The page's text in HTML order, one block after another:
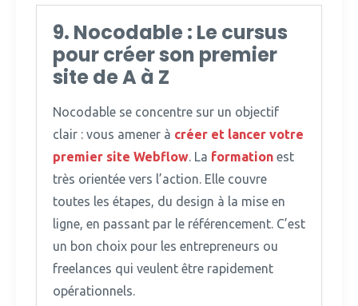
9. Nocodable : Le cursus
pour créer son premier
site de A à Z
Nocodable se concentre sur un objectif
clair : vous amener à créer et lancer votre
premier site Webflow. La formation est
très orientée vers l’action. Elle couvre
toutes les étapes, du design à la mise en
ligne, en passant par le référencement. C’est
un bon choix pour les entrepreneurs ou
freelances qui veulent être rapidement
opérationnels.